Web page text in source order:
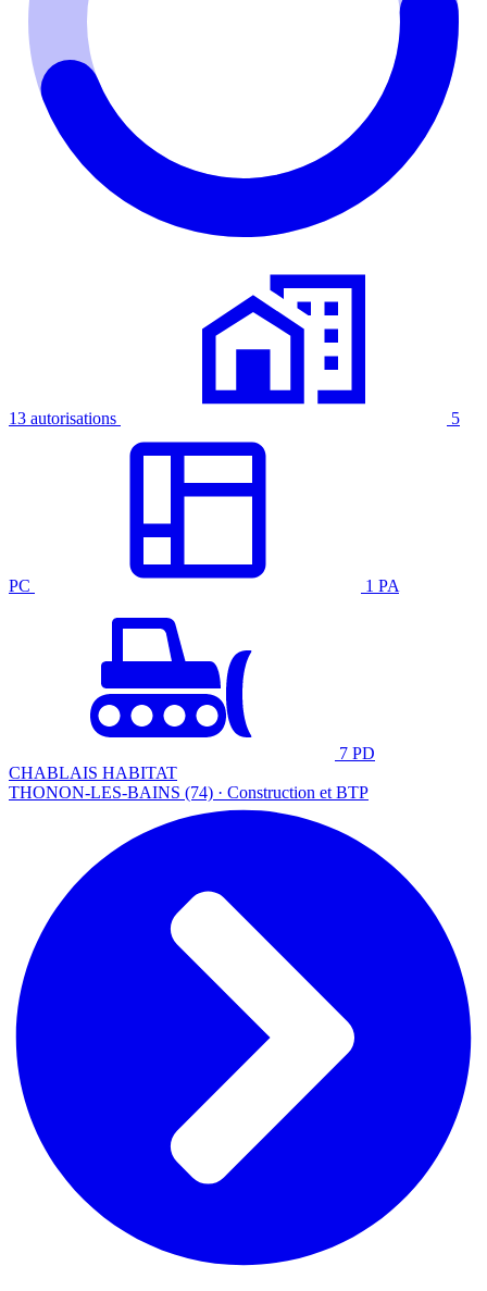
13 autorisations 5
PC 1 PA
7 PD
CHABLAIS HABITAT
THONON-LES-BAINS (74) · Construction et BTP